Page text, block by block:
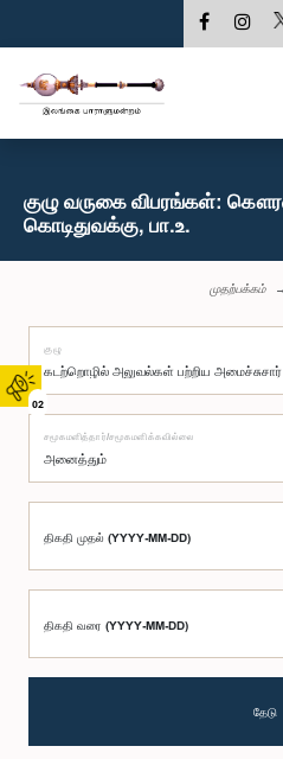
02
குழு வருகை விபரங்கள்:
கொடிதுவக்கு, பா.உ.
முதற்பக்கம்
குழு
சமூகமளித்தார்/சமூகமளிக்கவில்லை
திகதி முதல் (YYYY-MM-DD)
திகதி வரை (YYYY-MM-DD)
தேடு